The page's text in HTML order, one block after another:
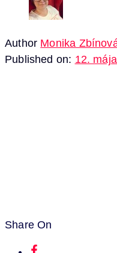
Author Monika
Published on: 12.
Share On